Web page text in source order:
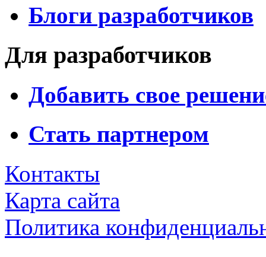
Блоги разработчиков
Для разработчиков
Добавить свое
Стать партнером
Контакты
Карта сайта
Политика